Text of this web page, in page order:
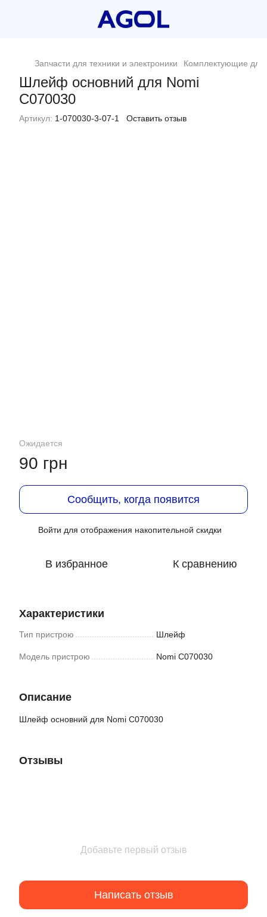
Запчасти для техники и электроники Комплектующие для
Шлейф основний для Nomi
C070030
Артикул: 1-070030-3-07-1 Оставить отзыв
Ожидается
90 грн
Сообщить, когда появится
Войти для отображения накопительной скидки
В избранное К сравнению
Характеристики
Тип пристрою Шлейф
Модель пристрою Nomi C070030
Описание
Шлейф основний для Nomi C070030
Отзывы
Добавьте первый отзыв
Написать отзыв